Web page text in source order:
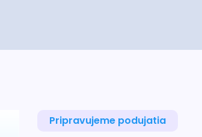
Pripravujeme podujatia